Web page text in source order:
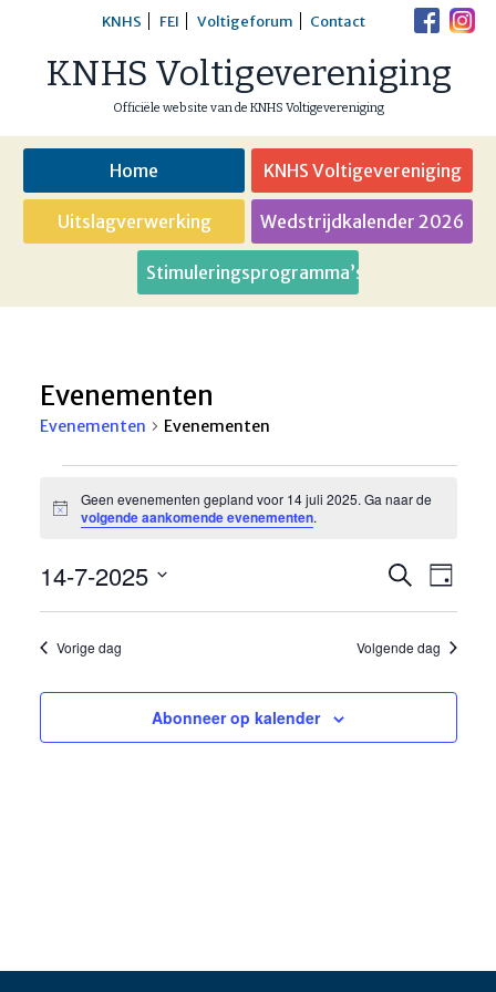
content
KNHS FEI Voltigeforum Contact
KNHS Voltigevereniging
Officiële website van de KNHS Voltigevereniging
Home KNHS Voltigevereniging
Uitslagverwerking Wedstrijdkalender 2026
Stimuleringsprogramma’s
Evenementen
Evenementen Evenementen
in
14
juli
2025
Bericht
Geen evenementen gepland voor 14 juli 2025. Ga naar de
volgende aankomende evenementen.
Zoeken
en
Zoeken
Dag
14-7-2025
datum.
Vorige dag Volgende dag
Abonneer op kalender